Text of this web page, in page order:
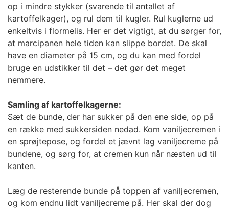
op i mindre stykker (svarende til antallet af
kartoffelkager), og rul dem til kugler. Rul kuglerne ud
enkeltvis i flormelis. Her er det vigtigt, at du sørger for,
at marcipanen hele tiden kan slippe bordet. De skal
have en diameter på 15 cm, og du kan med fordel
bruge en udstikker til det – det gør det meget
nemmere.
Samling af kartoffelkagerne:
Sæt de bunde, der har sukker på den ene side, op på
en række med sukkersiden nedad. Kom vaniljecremen i
en sprøjtepose, og fordel et jævnt lag vaniljecreme på
bundene, og sørg for, at cremen kun når næsten ud til
kanten.
Læg de resterende bunde på toppen af vaniljecremen,
og kom endnu lidt vaniljecreme på. Her skal der dog